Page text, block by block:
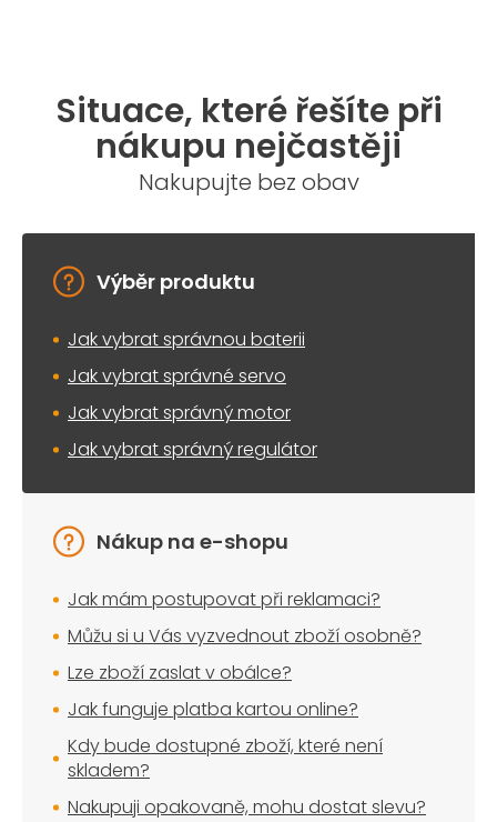
Situace, které řešíte při
nákupu nejčastěji
Nakupujte bez obav
Výběr produktu
Jak vybrat správnou baterii
Jak vybrat správné servo
Jak vybrat správný motor
Jak vybrat správný regulátor
Nákup na e-shopu
Jak mám postupovat při reklamaci?
Můžu si u Vás vyzvednout zboží osobně?
Lze zboží zaslat v obálce?
Jak funguje platba kartou online?
Kdy bude dostupné zboží, které není
skladem?
Nakupuji opakovaně, mohu dostat slevu?